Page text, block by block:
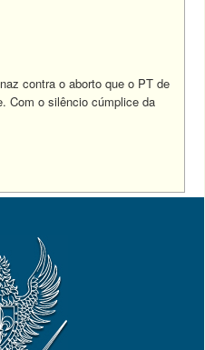
contra o aborto que o PT de
Com o silêncio cúmplice da